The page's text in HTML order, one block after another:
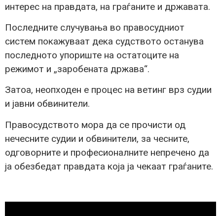
интерес на правдата, на граѓаните и државата.
Последните случувања во правосудниот
систем покажуваат дека судството останува
последното упориште на остатоците на
режимот и „заробената држава“.
Затоа, неопходен е процес на ветинг врз судии
и јавни обвинители.
Правосудството мора да се прочисти од
нечесните судии и обвинители, за чесните,
одговорните и професионалните непречено да
ја обезбедат правдата која ја чекаат граѓаните.